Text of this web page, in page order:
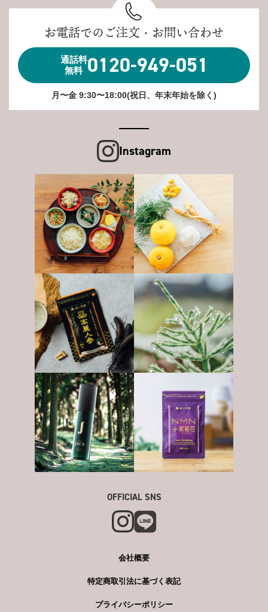
お電話でのご注文・お問い合わせ
通話料
無料 0120-949-051
月〜金 9:30〜18:00(祝日、年末年始を除く)
Instagram
OFFICIAL SNS
会社概要
特定商取引法に基づく表記
プライバシーポリシー